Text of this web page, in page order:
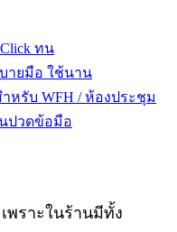
ทน
ายมือ ใช้นาน
ำหรับ WFH / ห้องประชุม
ปวดข้อมือ
พราะในร้านมีทั้ง